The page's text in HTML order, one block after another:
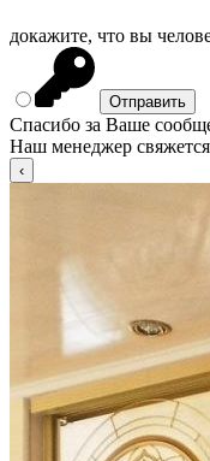
докажите, что вы
Спасибо за Ваше
Наш менеджер